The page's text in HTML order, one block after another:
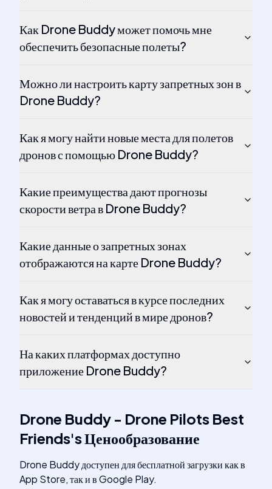
Как Drone Buddy может помочь мне
обеспечить безопасные полеты?
Можно ли настроить карту запретных зон в
Drone Buddy?
Как я могу найти новые места для полетов
дронов с помощью Drone Buddy?
Какие преимущества дают прогнозы
скорости ветра в Drone Buddy?
Какие данные о запретных зонах
отображаются на карте Drone Buddy?
Как я могу оставаться в курсе последних
новостей и тенденций в мире дронов?
На каких платформах доступно
приложение Drone Buddy?
Drone Buddy - Drone Pilots Best
Friends'sЦенообразование
Drone Buddy доступен для бесплатной загрузки как в
App Store, так и в Google Play.